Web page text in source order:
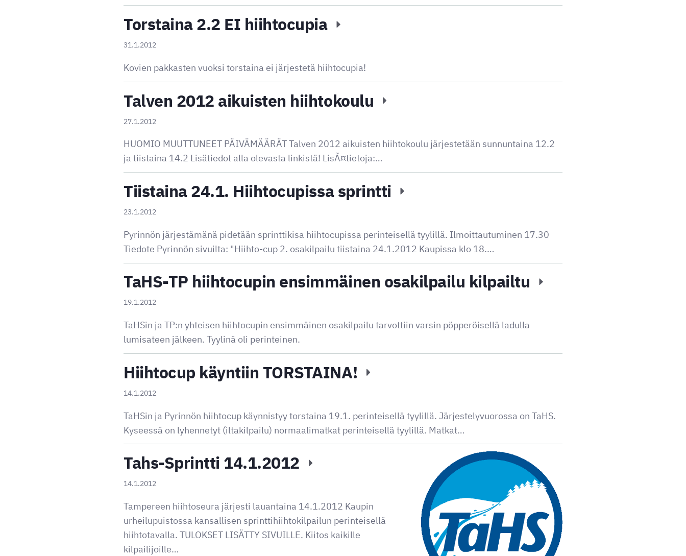
Torstaina 2.2 EI hiihtocupia
31.1.2012
Kovien pakkasten vuoksi torstaina ei järjestetä hiihtocupia!
Talven 2012 aikuisten hiihtokoulu
27.1.2012
HUOMIO MUUTTUNEET PÄIVÄMÄÄRÄT Talven 2012 aikuisten hiihtokoulu järjestetään sunnuntaina 12.2
ja tiistaina 14.2 Lisätiedot alla olevasta linkistä! LisÃ¤tietoja:…
Tiistaina 24.1. Hiihtocupissa sprintti
23.1.2012
Pyrinnön järjestämänä pidetään sprinttikisa hiihtocupissa perinteisellä tyylillä. Ilmoittautuminen 17.30
Tiedote Pyrinnön sivuilta: "Hiihto-cup 2. osakilpailu tiistaina 24.1.2012 Kaupissa klo 18.…
TaHS-TP hiihtocupin ensimmäinen osakilpailu kilpailtu
19.1.2012
TaHSin ja TP:n yhteisen hiihtocupin ensimmäinen osakilpailu tarvottiin varsin pöpperöisellä ladulla
lumisateen jälkeen. Tyylinä oli perinteinen.
Hiihtocup käyntiin TORSTAINA!
14.1.2012
TaHSin ja Pyrinnön hiihtocup käynnistyy torstaina 19.1. perinteisellä tyylillä. Järjestelyvuorossa on TaHS.
Kyseessä on lyhennetyt (iltakilpailu) normaalimatkat perinteisellä tyylillä. Matkat…
Tahs-Sprintti 14.1.2012
14.1.2012
Tampereen hiihtoseura järjesti lauantaina 14.1.2012 Kaupin
urheilupuistossa kansallisen sprinttihiihtokilpailun perinteisellä
hiihtotavalla. TULOKSET LISÄTTY SIVUILLE. Kiitos kaikille
kilpailijoille…